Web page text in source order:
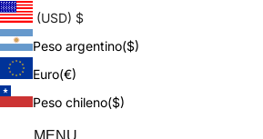
(USD) $
Peso argentino($)
Euro(€)
Peso chileno($)
MENU